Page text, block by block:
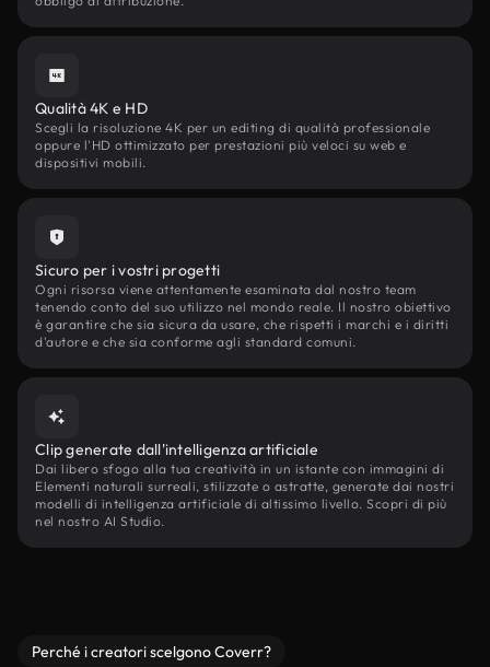
Qualità 4K e HD
Scegli la risoluzione 4K per un editing di qualità professionale
oppure l'HD ottimizzato per prestazioni più veloci su web e
dispositivi mobili.
Sicuro per i vostri progetti
Ogni risorsa viene attentamente esaminata dal nostro team
tenendo conto del suo utilizzo nel mondo reale. Il nostro obiettivo
è garantire che sia sicura da usare, che rispetti i marchi e i diritti
d'autore e che sia conforme agli standard comuni.
Clip generate dall'intelligenza artificiale
Dai libero sfogo alla tua creatività in un istante con immagini di
Elementi naturali surreali, stilizzate o astratte, generate dai nostri
modelli di intelligenza artificiale di altissimo livello. Scopri di più
nel nostro AI Studio.
Perché i creatori scelgono Coverr?